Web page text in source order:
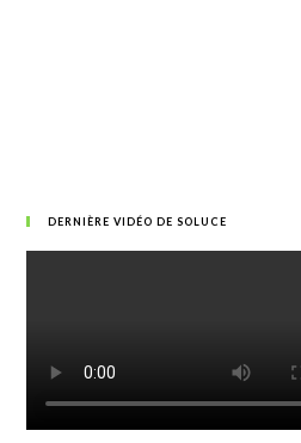
DERNIÈRE VIDÉO DE SOLUCE